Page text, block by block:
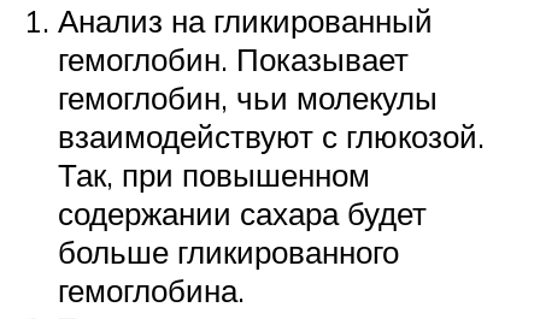
Анализ на гликированный
гемоглобин. Показывает
гемоглобин, чьи молекулы
взаимодействуют с глюкозой.
Так, при повышенном
содержании сахара будет
больше гликированного
гемоглобина.